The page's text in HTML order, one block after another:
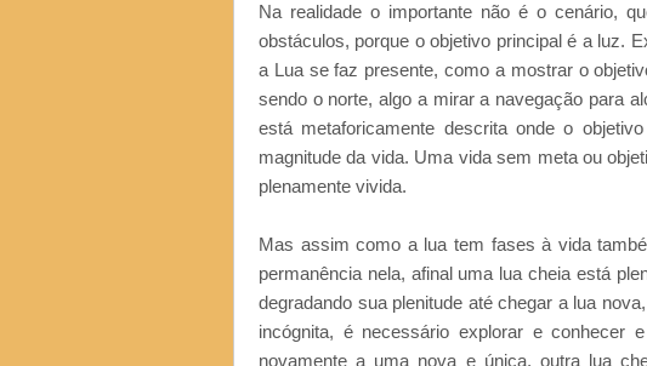
Na realidade o importante não é o cenário,
obstáculos, porque o objetivo principal é a luz.
a Lua se faz presente, como a mostrar o
sendo o norte, algo a mirar a navegação para
está metaforicamente descrita onde o
magnitude da vida. Uma vida sem meta ou
plenamente vivida.
Mas assim como a lua tem fases à vida
permanência nela, afinal uma lua cheia está
degradando sua plenitude até chegar a lua
incógnita, é necessário explorar e conhecer
novamente a uma nova e única, outra lua